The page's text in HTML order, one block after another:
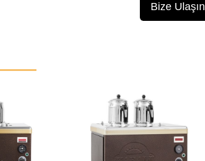
Bize Ulaşın